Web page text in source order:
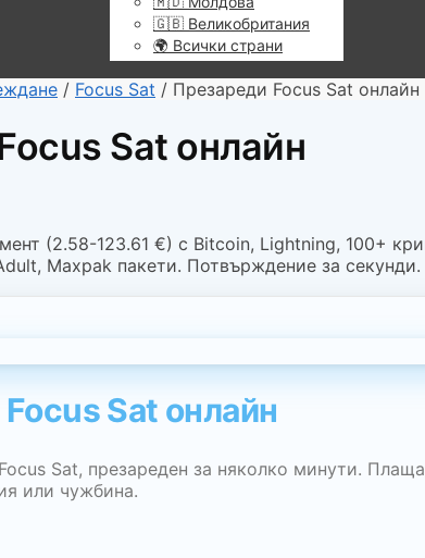
🇬🇧 Великобритания
🌍 Всички страни
/ Focus Sat / Презареди Focus Sat онлайн
Sat онлайн
(2.58-123.61 €) с Bitcoin, Lightning, 100+
Maxpak пакети. Потвърждение за секунди.
Sat онлайн
Sat, презареден за няколко минути.
или чужбина.